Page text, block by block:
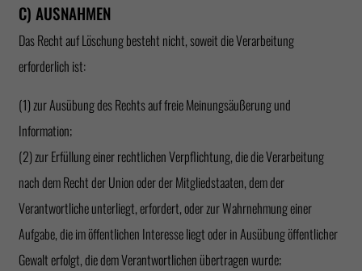
C) AUSNAHMEN
Das Recht auf Löschung besteht nicht, soweit die Verarbeitung
erforderlich ist:
(1) zur Ausübung des Rechts auf freie Meinungsäußerung und
Information;
(2) zur Erfüllung einer rechtlichen Verpflichtung, die die Verarbeitung
nach dem Recht der Union oder der Mitgliedstaaten, dem der
Verantwortliche unterliegt, erfordert, oder zur Wahrnehmung einer
Aufgabe, die im öffentlichen Interesse liegt oder in Ausübung öffentlicher
Gewalt erfolgt, die dem Verantwortlichen übertragen wurde;